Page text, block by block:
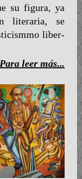
su figura, ya
literaria, se
liber-
Para leer más...